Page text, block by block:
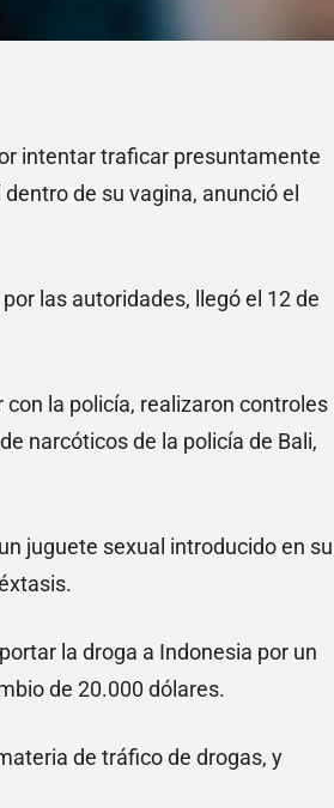
intentar traficar presuntamente
de su vagina, anunció el
las autoridades, llegó el 12 de
la policía, realizaron controles
narcóticos de la policía de Bali,
juguete sexual introducido en su
la droga a Indonesia por un
de 20.000 dólares.
de tráfico de drogas, y